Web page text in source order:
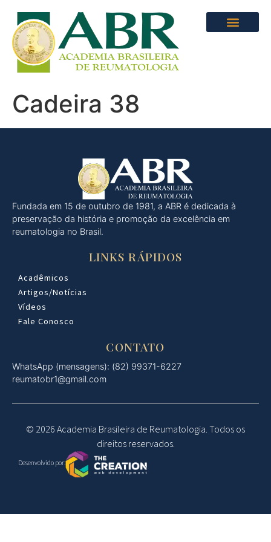
Cadeira 38
Fundada em 15 de outubro de 1981, a ABR é dedicada à
preservação da história e promoção da excelência em
reumatologia no Brasil.
LINKS RÁPIDOS
Acadêmicos
Artigos/Notícias
Vídeos
Fale Conosco
CONTATO
WhatsApp (mensagens): (82) 99371-6227
reumatobr1@gmail.com
© 2026 Academia Brasileira de Reumatologia. Todos os
direitos reservados.
Desenvolvido por: